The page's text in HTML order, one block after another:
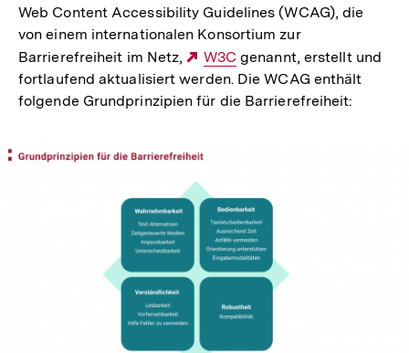
Web Content Accessibility Guidelines (WCAG), die
von einem internationalen Konsortium zur
Barrierefreiheit im Netz,
Externer
Link:
W3C genannt, erstellt und
fortlaufend aktualisiert werden. Die WCAG enthält
folgende Grundprinzipien für die Barrierefreiheit: